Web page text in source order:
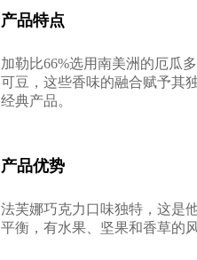
产品特点
加勒比66%选用南美洲的厄瓜
可豆，这些香味的融合赋予其
经典产品。
产品优势
法芙娜巧克力口味独特，这是
平衡，有水果、坚果和香草的